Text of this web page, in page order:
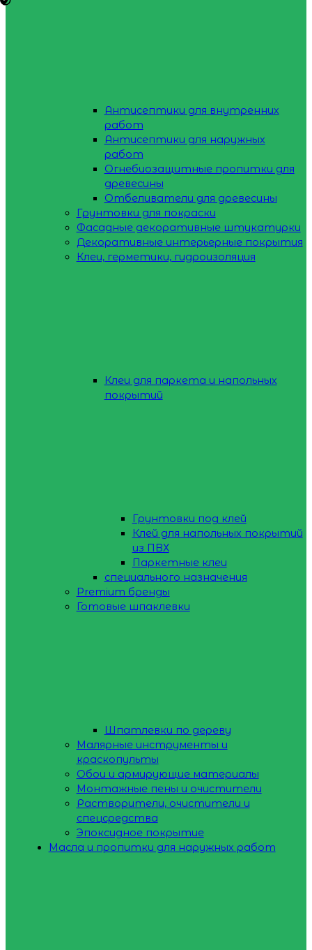
Антисептики для внутренних
работ
Антисептики для наружных
работ
Огнебиозащитные пропитки для
древесины
Отбеливатели для древесины
Грунтовки для покраски
Фасадные декоративные штукатурки
Декоративные интерьерные покрытия
Клеи, герметики, гидроизоляция
Клеи для паркета и напольных
покрытий
Грунтовки под клей
Клей для напольных покрытий
из ПВХ
Паркетные клеи
специального назначения
Premium бренды
Готовые шпаклевки
Шпатлевки по дереву
Малярные инструменты и
краскопульты
Обои и армирующие материалы
Монтажные пены и очистители
Растворители, очистители и
спецсредства
Эпоксидное покрытие
Масла и пропитки для наружных работ